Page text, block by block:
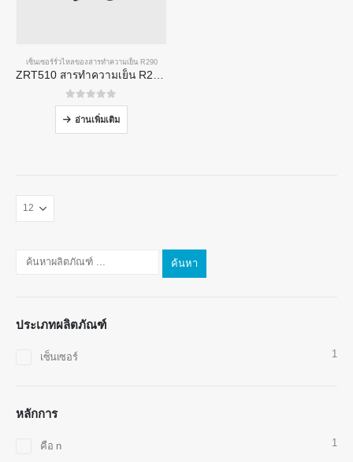
เซ็นเซอร์รั่วไหลของสารทำความเย็น R290
0จาก 5
อ่านเพิ่มเติม
ค้นหา
ประเภทผลิตภัณฑ์
เซ็นเซอร์ 1
หลักการ
คือ n 1
ติดต่อเรา
: No.299 Jinsuo Road, National High-Tech Zone, Zhengzhou
Whatsapp -8618595618735
Wechat: 18569903598